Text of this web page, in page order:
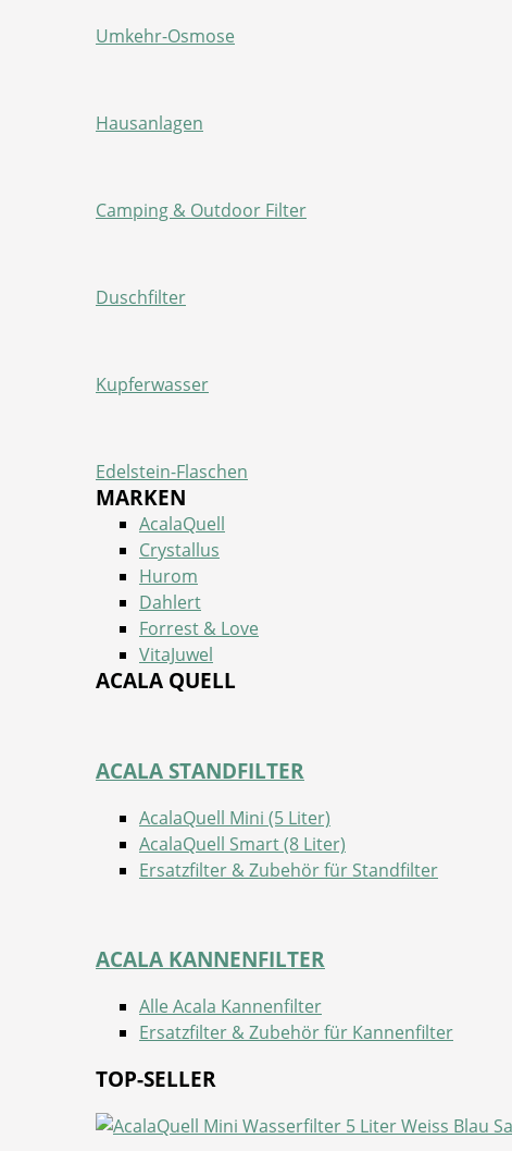
Umkehr-Osmose
Hausanlagen
Camping & Outdoor Filter
Duschfilter
Kupferwasser
Edelstein-Flaschen
MARKEN
AcalaQuell
Crystallus
Hurom
Dahlert
Forrest & Love
VitaJuwel
ACALA QUELL
ACALA STANDFILTER
AcalaQuell Mini (5 Liter)
AcalaQuell Smart (8 Liter)
Ersatzfilter & Zubehör für Standfilter
ACALA KANNENFILTER
Alle Acala Kannenfilter
Ersatzfilter & Zubehör für Kannenfilter
TOP-SELLER